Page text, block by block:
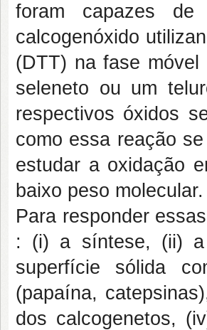
foram capazes
calcogenóxido
(DTT) na fase
seleneto ou um
respectivos óxidos
como essa reação
estudar a oxidação
baixo peso molecular.
Para responder
: (i) a síntese, (ii) a
superfície sólida
(papaína,
dos calcogenetos,